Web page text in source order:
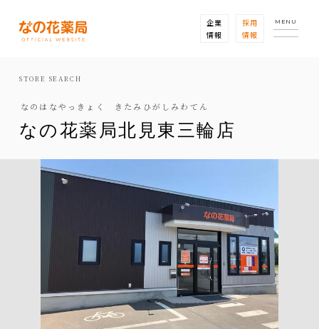
企業
情報
採用
情報
MENU
STORE SEARCH
なのはなやっきょく きたみひがしみわてん
なの花薬局北見東三輪店